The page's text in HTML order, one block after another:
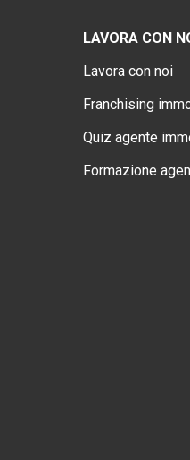
LAVORA CON
Lavora con noi
Franchising
Quiz agente
Formazione